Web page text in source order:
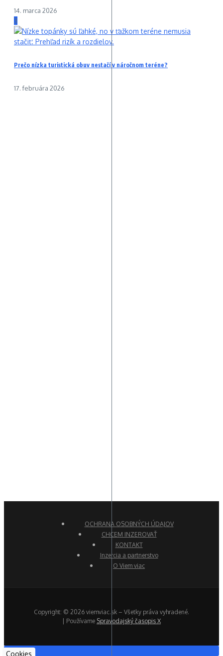
14. marca 2026
3
Prečo nízka turistická obuv nestačí v náročnom teréne?
17. februára 2026
OCHRANA OSOBNÝCH ÚDAJOV
CHCEM INZEROVAŤ
KONTAKT
Inzercia a partnerstvo
O Viem viac
Copyright: © 2026 viemviac.sk – Všetky práva vyhradené.
| Používame Spravodajský časopis X
Cookies